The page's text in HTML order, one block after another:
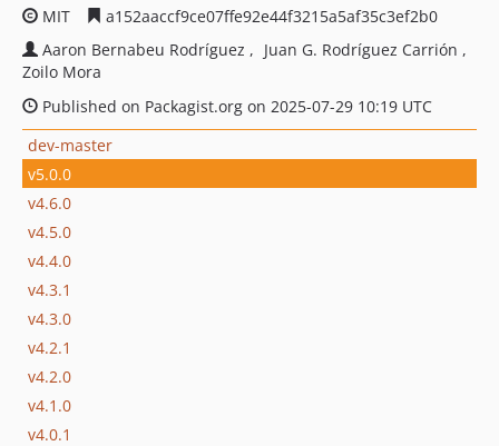
MIT
a152aaccf9ce07ffe92e44f3215a5af35c3ef2b0
Aaron Bernabeu Rodríguez
Juan G. Rodríguez Carrión
Zoilo Mora
Published on Packagist.org on 2025-07-29 10:19 UTC
dev-master
v5.0.0
v4.6.0
v4.5.0
v4.4.0
v4.3.1
v4.3.0
v4.2.1
v4.2.0
v4.1.0
v4.0.1